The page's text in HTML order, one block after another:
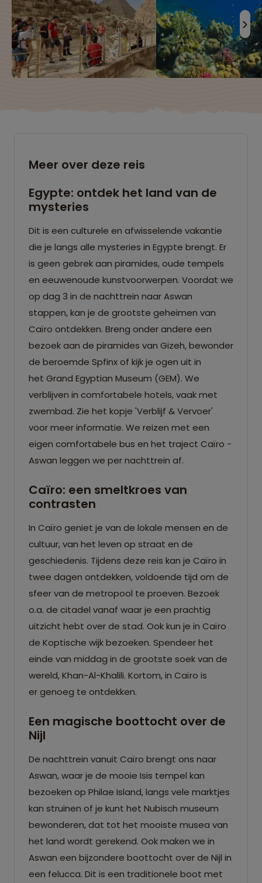
Meer over deze reis
Egypte: ontdek het land van de
mysteries
Dit is een culturele en afwisselende vakantie
die je langs alle mysteries in Egypte brengt. Er
is geen gebrek aan piramides, oude tempels
en eeuwenoude kunstvoorwerpen. Voordat we
op dag 3 in de nachttrein naar Aswan
stappen, kan je de grootste geheimen van
Caïro ontdekken. Breng onder andere een
bezoek aan de piramides van Gizeh, bewonder
de beroemde Spfinx of kijk je ogen uit in
het Grand Egyptian Museum (GEM). We
verblijven in comfortabele hotels, vaak met
zwembad. Zie het kopje 'Verblijf & Vervoer'
voor meer informatie. We reizen met een
eigen comfortabele bus en het traject Caïro -
Aswan leggen we per nachttrein af.
Caïro: een smeltkroes van
contrasten
In Caïro geniet je van de lokale mensen en de
cultuur, van het leven op straat en de
geschiedenis. Tijdens deze reis kan je Caïro in
twee dagen ontdekken, voldoende tijd om de
sfeer van de metropool te proeven. Bezoek
o.a. de citadel vanaf waar je een prachtig
uitzicht hebt over de stad. Ook kun je in Caïro
de Koptische wijk bezoeken. Spendeer het
einde van middag in de grootste soek van de
wereld, Khan-Al-Khalili. Kortom, in Caïro is
er genoeg te ontdekken.
Een magische boottocht over de
Nijl
De nachttrein vanuit Caïro brengt ons naar
Aswan, waar je de mooie Isis tempel kan
bezoeken op Philae Island, langs vele marktjes
kan struinen of je kunt het Nubisch museum
bewonderen, dat tot het mooiste musea van
het land wordt gerekend. Ook maken we in
Aswan een bijzondere boottocht over de Nijl in
een felucca. Dit is een traditionele boot met